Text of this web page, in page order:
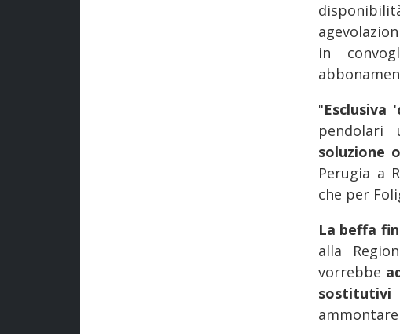
in
"Esclusiva
soluzione
Perugia a
che per
La beffa
alla
vorrebbe
sostitutivi